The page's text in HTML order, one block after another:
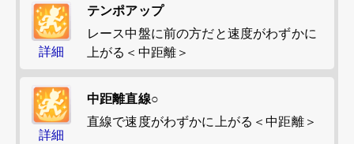
詳細
テンポアップ
レース中盤に前の方だと速度がわずかに
上がる＜中距離＞
詳細
中距離直線○
直線で速度がわずかに上がる＜中距離＞